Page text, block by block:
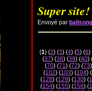
Super site!
Envoyé par balisong
(1) (2) (3) (4) (5) (6)
(37) (38) (39) (40)
(70) (71) (72) (73
(102) (103) (104) (
(128) (129) (130) (
(154) (155) (156) (